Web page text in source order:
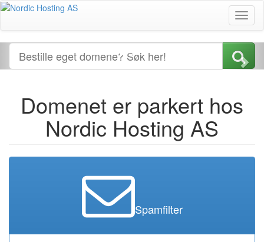
Domenet er parkert hos
Nordic Hosting AS
Spamfilter